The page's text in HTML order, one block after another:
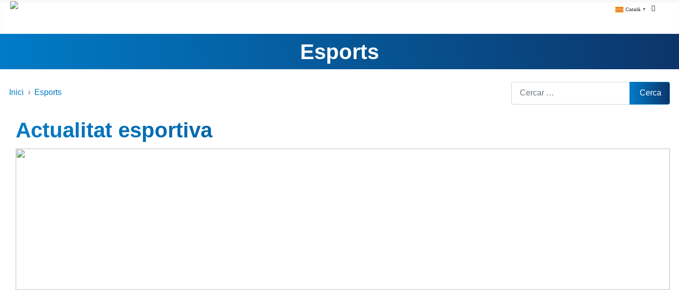
Català ▼
Esports
Inici Esports Cerca Cerca
Actualitat esportiva